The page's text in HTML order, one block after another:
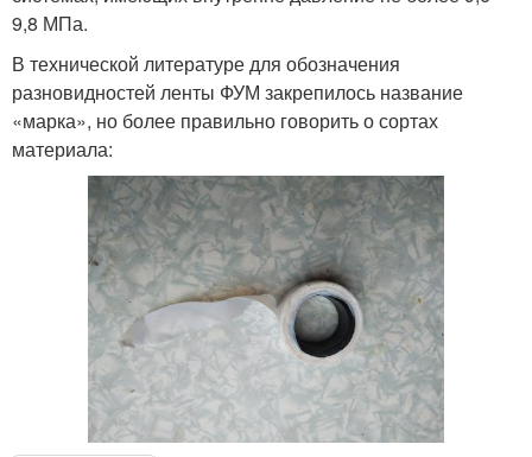
9,8 МПа.
В технической литературе для обозначения
разновидностей ленты ФУМ закрепилось название
«марка», но более правильно говорить о сортах
материала: